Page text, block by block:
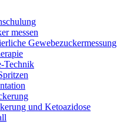
messen
Gewebezuckermessung
Technik
und Ketoazidose